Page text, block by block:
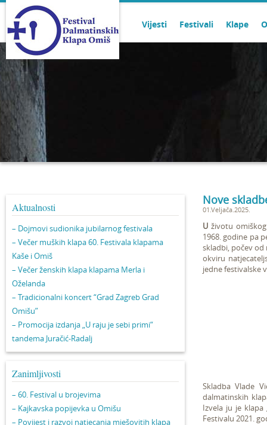
Vijesti Festivali Klape
Aktualnosti
– Dojmovi sudionika jubilarnog festivala
– Večer muških klapa 60. Festivala klapama
Kaše i Omiš
– Večer ženskih klapa klapama Merla i
Oželanda
– Tradicionalni koncert “Grad Zagreb Grad
Omišu”
– Promocija izdanja „U raju je sebi primi“
tandema Juračić-Radalj
Zanimljivosti
– 60. Festival u brojevima
– Kajkavska popijevka u Omišu
– Povijest i razvoj natjecanja mješovitih klapa
Nove
01.Veljača.2025.
U životu
1968. godine pa
skladbi, počev od
okviru
jedne festivalske
Skladba Vlade
dalmatinskih
Izvela ju je klapa
Festivalu 2021.